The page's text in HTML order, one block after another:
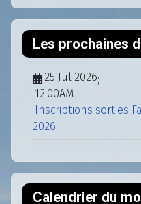
Les prochaines
25 Jul 2026;
12:00AM
Inscriptions sorties
2026
Calendrier du